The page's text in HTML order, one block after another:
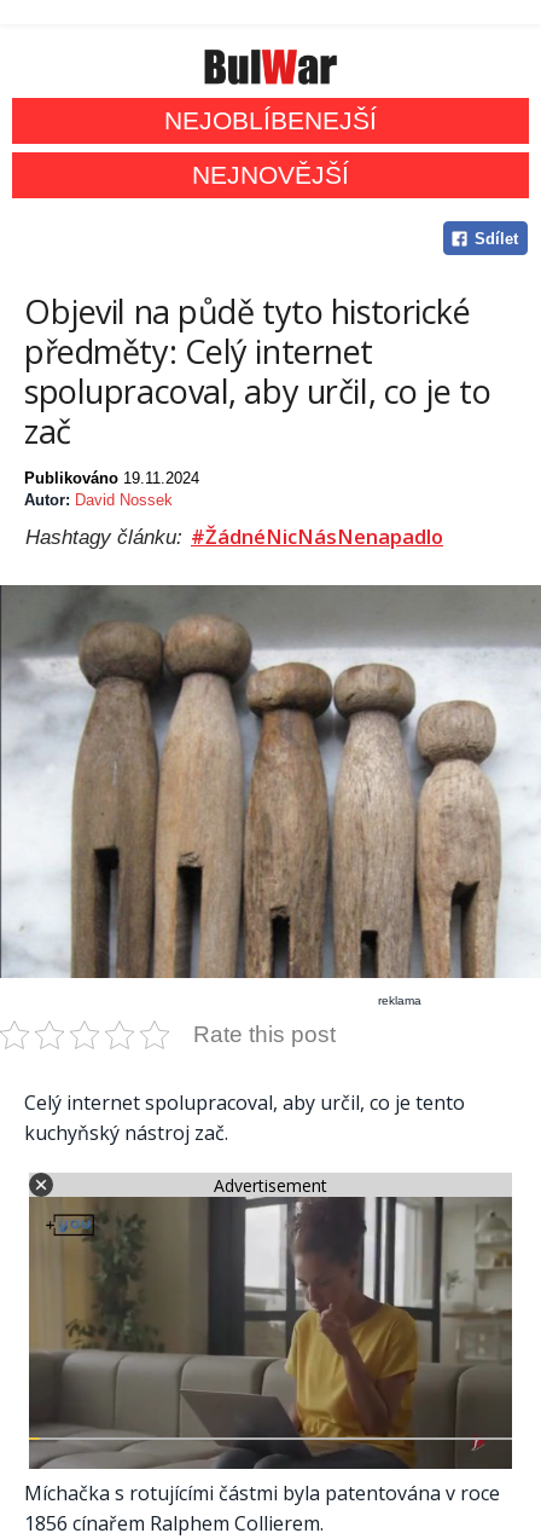
NEJOBLÍBENEJŠÍ
NEJNOVĚJŠÍ
Sdílet
Objevil na půdě tyto historické
předměty: Celý internet
spolupracoval, aby určil, co je to
zač
Publikováno 19.11.2024
Autor: David Nossek
Hashtagy článku: #ŽádnéNicNásNenapadlo
reklama
Rate this post
Celý internet spolupracoval, aby určil, co je tento
kuchyňský nástroj zač.
Advertisement
Míchačka s rotujícími částmi byla patentována v roce
1856 cínařem Ralphem Collierem.